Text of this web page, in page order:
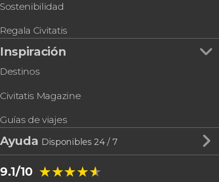
Curso de surf en Los Cabos
Tour de aventura en Playa Migriño
Sostenibilidad
Regala Civitatis
Inspiración
Destinos
Civitatis Magazine
Guías de viajes
Ayuda Disponibles 24 / 7
9.1/10 ★★★★★
★★★★★